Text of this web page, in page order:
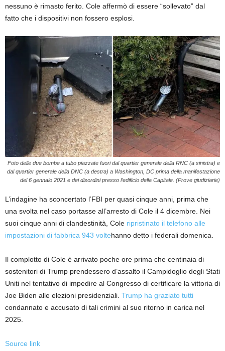
nessuno è rimasto ferito. Cole affermò di essere “sollevato” dal
fatto che i dispositivi non fossero esplosi.
Foto delle due bombe a tubo piazzate fuori dal quartier generale della RNC (a sinistra) e
dal quartier generale della DNC (a destra) a Washington, DC prima della manifestazione
del 6 gennaio 2021 e dei disordini presso l’edificio della Capitale. (Prove giudiziarie)
L’indagine ha sconcertato l’FBI per quasi cinque anni, prima che
una svolta nel caso portasse all’arresto di Cole il 4 dicembre. Nei
suoi cinque anni di clandestinità, Cole ripristinato il telefono alle
impostazioni di fabbrica 943 voltehanno detto i federali domenica.
Il complotto di Cole è arrivato poche ore prima che centinaia di
sostenitori di Trump prendessero d’assalto il Campidoglio degli Stati
Uniti nel tentativo di impedire al Congresso di certificare la vittoria di
Joe Biden alle elezioni presidenziali. Trump ha graziato tutti
condannato e accusato di tali crimini al suo ritorno in carica nel
2025.
Source link